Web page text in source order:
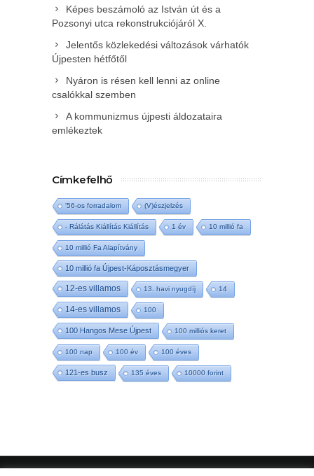
Képes beszámoló az István út és a
Pozsonyi utca rekonstrukciójáról X.
Jelentős közlekedési változások várhatók
Újpesten hétfőtől
Nyáron is résen kell lenni az online
csalókkal szemben
A kommunizmus újpesti áldozataira
emlékeztek
Címkefelhő
'56-os forradalom (V)észjelzés
- Rálátás Kiállítás Kiállítás 1 év 10 millió fa
10 millió Fa Alapítvány
10 millió fa Újpest-Káposztásmegyer
12-es villamos 13. havi nyugdíj 14
14-es villamos 100
100 Hangos Mese Újpest 100 milliós keret
100 nap 100 év 100 éves
121-es busz 135 éves 10000 forint